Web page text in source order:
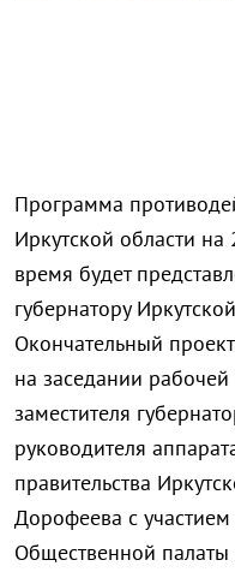
Программа
Иркутской области
время будет
губернатору
Окончательный
на заседании
заместителя
руководителя
правительства
Дорофеева с участием
Общественной палаты